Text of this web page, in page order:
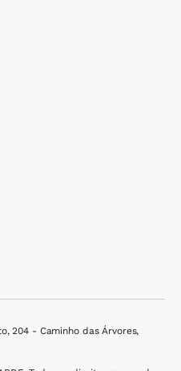
204 - Caminho das Árvores,